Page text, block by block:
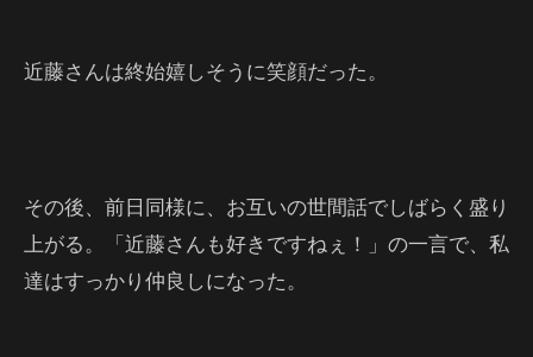
近藤さんは終始嬉しそうに笑顔だった。
その後、前日同様に、お互いの世間話でしばらく盛り
上がる。「近藤さんも好きですねぇ！」の一言で、私
達はすっかり仲良しになった。